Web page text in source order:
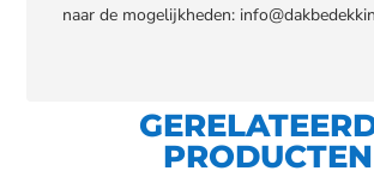
naar de mogelijkheden:
PRODUCTEN